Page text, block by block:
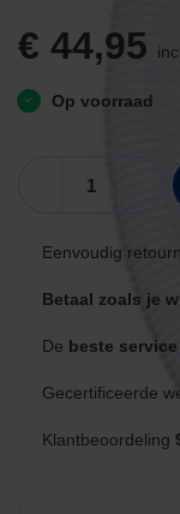
€ 44,95
Op voorraad
zwembad
manuele
9
aantal
Eenvoudig
Betaal zoals je
De beste service
Gecertificeerde
Klantbeoordeling